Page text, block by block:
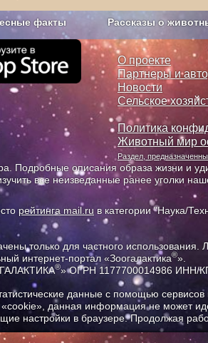
факты Рассказы о
О проекте
О проекте
Партнеры и
Новости
Сельское
Политика
Животный мир
Раздел,
Подробные описания образа жизни и
все неизведанные ранее уголки
рейтинга mail.ru в категории "Наука/
только для частного использования.
интернет-портал «Зоогалактика®».
®» ОГРН 1177700014986 ИНН/
данные с помощью
данная информация не может
настройки в браузере. Продолжая